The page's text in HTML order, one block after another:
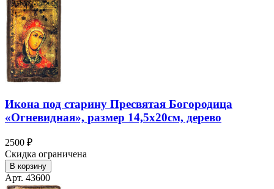
Икона под старину Пресвятая Богородица
«Огневидная», размер 14,5х20см, дерево
2500 ₽
Скидка ограничена
В корзину
Арт. 43600